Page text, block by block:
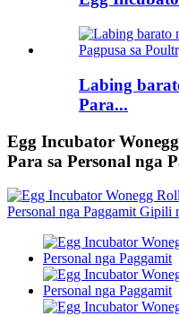
Labing
Para...
Egg Incubator
Para sa Personal nga